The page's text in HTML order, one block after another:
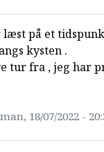
på et
kysten .
tur fra , jeg har
18/07/2022 -